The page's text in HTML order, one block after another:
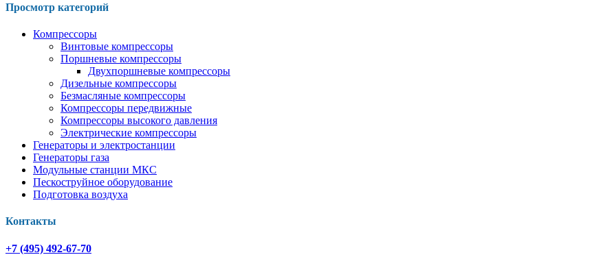
Просмотр категорий
Компрессоры
Винтовые компрессоры
Поршневые компрессоры
Двухпоршневые компрессоры
Дизельные компрессоры
Безмасляные компрессоры
Компрессоры передвижные
Компрессоры высокого давления
Электрические компрессоры
Генераторы и электростанции
Генераторы газа
Модульные станции МКС
Пескоструйное оборудование
Подготовка воздуха
Контакты
+7 (495) 492-67-70